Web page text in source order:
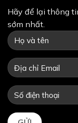
Hãy để lại thông
sớm nhất.